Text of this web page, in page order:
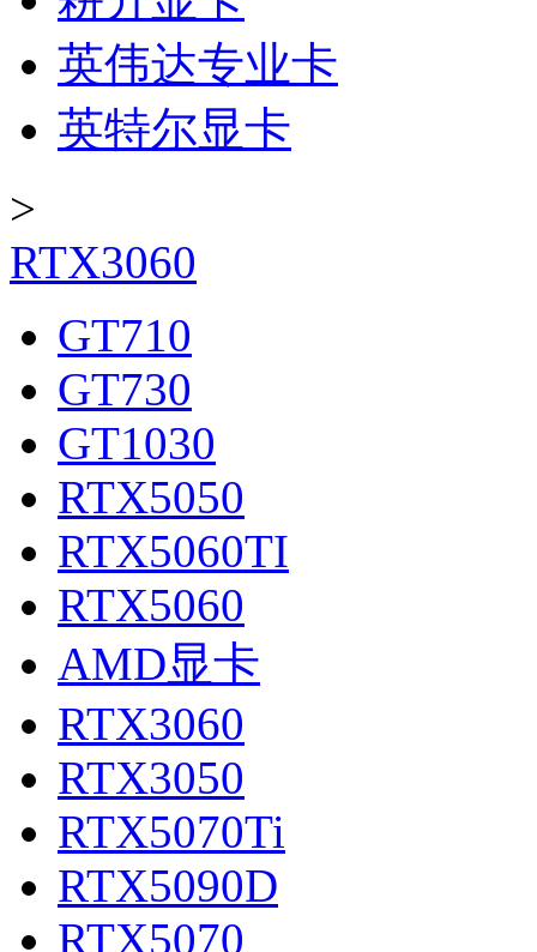
英伟达专业卡
英特尔显卡
>
RTX3060
GT710
GT730
GT1030
RTX5050
RTX5060TI
RTX5060
AMD显卡
RTX3060
RTX3050
RTX5070Ti
RTX5090D
RTX5070